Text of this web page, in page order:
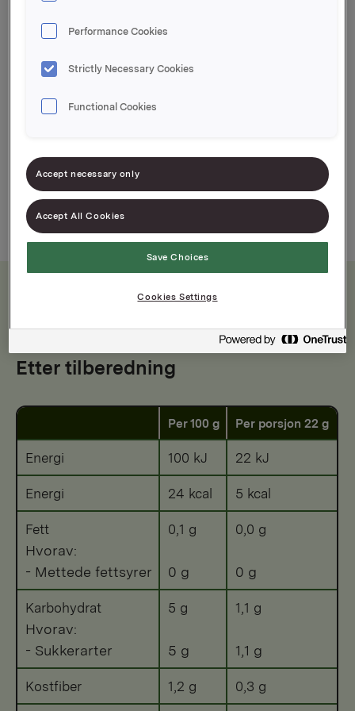
EPD-nr. 4331542
sukkerinntaket
Klar til bruk
God hygiene
Næringsinnhold
Etter tilberedning
Per 100 g Per porsjon 22 g
Energi 100 kJ 22 kJ
Energi 24 kcal 5 kcal
Fett
Hvorav:
- Mettede fettsyrer
0,1 g
0 g
0,0 g
0 g
Karbohydrat
Hvorav:
- Sukkerarter
5 g
5 g
1,1 g
1,1 g
Kostfiber 1,2 g 0,3 g
Performance Cookies
Strictly Necessary Cookies
Functional Cookies
Accept necessary only
Accept All Cookies
Save Choices
Cookies Settings